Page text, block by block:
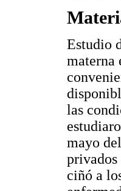
Estudio
materna
las
mayo
ciñó a